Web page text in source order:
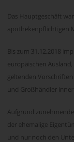
Das Hauptgeschäft
apothekenpflichtigen
Bis zum 31.12.2018
europäischen
geltenden
und Großhändler
Aufgrund
der ehemalige
und nur noch den